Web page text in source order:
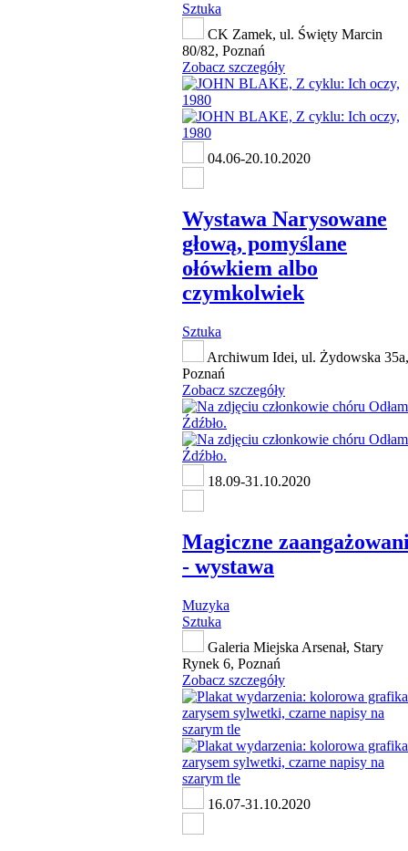
Sztuka
CK Zamek, ul. Święty Marcin
80/82, Poznań
Zobacz szczegóły
04.06-20.10.2020
Wystawa Narysowane
głową, pomyślane
ołówkiem albo
czymkolwiek
Sztuka
Archiwum Idei, ul. Żydowska 35a,
Poznań
Zobacz szczegóły
18.09-31.10.2020
Magiczne
- wystawa
Muzyka
Sztuka
Galeria Miejska Arsenał, Stary
Rynek 6, Poznań
Zobacz szczegóły
16.07-31.10.2020